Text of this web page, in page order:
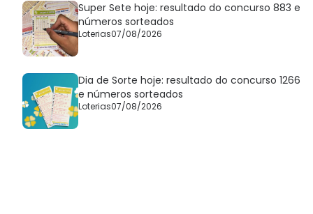
Super Sete hoje: resultado do concurso 883 e
números sorteados
Loterias07/08/2026
Dia de Sorte hoje: resultado do concurso 1266
e números sorteados
Loterias07/08/2026